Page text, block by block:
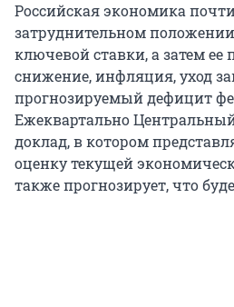
Российская экономика
затруднительном
ключевой ставки, а затем ее
снижение, инфляция, уход
прогнозируемый дефицит
Ежеквартально
доклад, в котором
оценку текущей
также прогнозирует, что